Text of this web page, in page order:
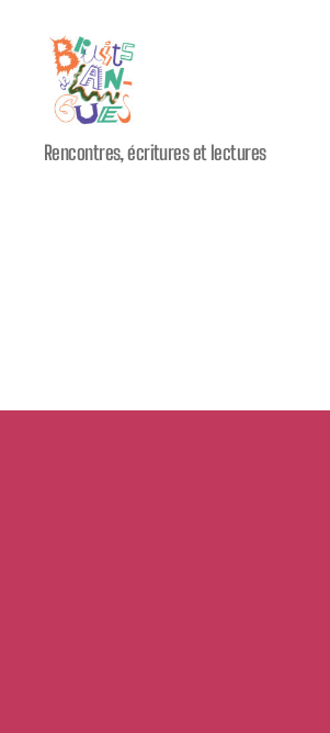
Festival
international
Rencontres, écritures et lectures